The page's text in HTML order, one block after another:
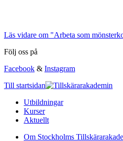
Läs vidare om "Arbeta som
Följ oss på
Facebook & Instagram
Till startsidan
Utbildningar
Kurser
Aktuellt
Om Stockholms